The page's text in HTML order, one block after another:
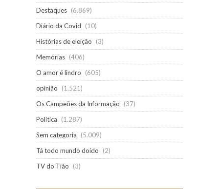
Destaques (6.869)
Diário da Covid
(10)
Histórias de eleição
(3)
Memórias (406)
O amor é lindro
(605)
opinião
(1.521)
Os Campeões da Informação
(37)
Política
(1.287)
Sem categoria
(5.009)
Tá todo mundo doido
(2)
TV do Tião
(3)